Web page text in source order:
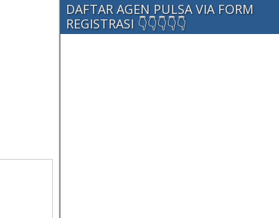
DAFTAR AGEN PULSA VIA FORM
REGISTRASI 👇👇👇👇👇